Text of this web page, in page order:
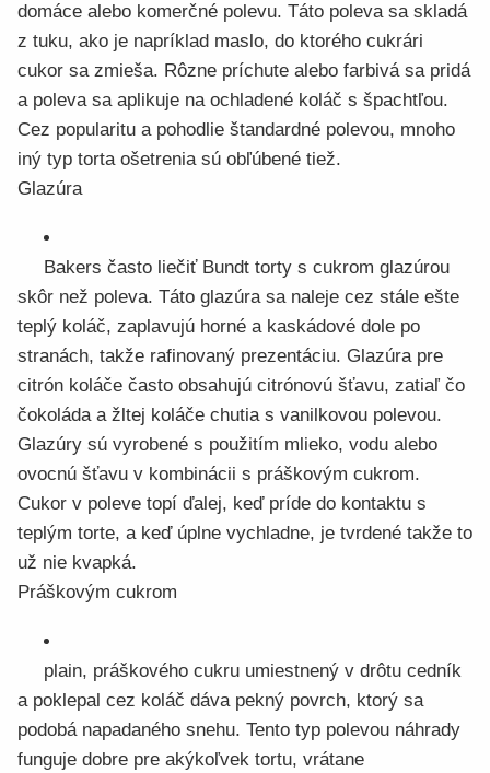
domáce alebo komerčné polevu. Táto poleva sa skladá
z tuku, ako je napríklad maslo, do ktorého cukrári
cukor sa zmieša. Rôzne príchute alebo farbivá sa pridá
a poleva sa aplikuje na ochladené koláč s špachtľou.
Cez popularitu a pohodlie štandardné polevou, mnoho
iný typ torta ošetrenia sú obľúbené tiež.
Glazúra
Bakers často liečiť Bundt torty s cukrom glazúrou
skôr než poleva. Táto glazúra sa naleje cez stále ešte
teplý koláč, zaplavujú horné a kaskádové dole po
stranách, takže rafinovaný prezentáciu. Glazúra pre
citrón koláče často obsahujú citrónovú šťavu, zatiaľ čo
čokoláda a žltej koláče chutia s vanilkovou polevou.
Glazúry sú vyrobené s použitím mlieko, vodu alebo
ovocnú šťavu v kombinácii s práškovým cukrom.
Cukor v poleve topí ďalej, keď príde do kontaktu s
teplým torte, a keď úplne vychladne, je tvrdené takže to
už nie kvapká.
Práškovým cukrom
plain, práškového cukru umiestnený v drôtu cedník
a poklepal cez koláč dáva pekný povrch, ktorý sa
podobá napadaného snehu. Tento typ polevou náhrady
funguje dobre pre akýkoľvek tortu, vrátane